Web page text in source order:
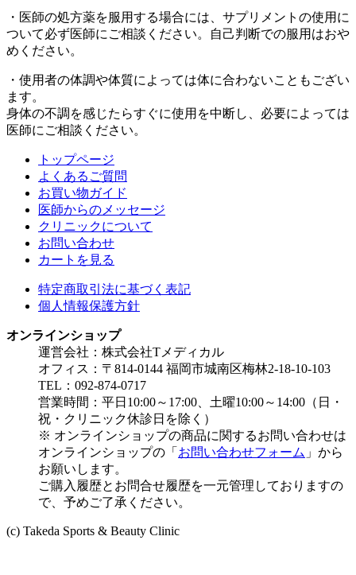
・医師の処方薬を服用する場合には、サプリメントの使用に
ついて必ず医師にご相談ください。自己判断での服用はおや
めください。
・使用者の体調や体質によっては体に合わないこともござい
ます。
身体の不調を感じたらすぐに使用を中断し、必要によっては
医師にご相談ください。
トップページ
よくあるご質問
お買い物ガイド
医師からのメッセージ
クリニックについて
お問い合わせ
カートを見る
特定商取引法に基づく表記
個人情報保護方針
オンラインショップ
運営会社：株式会社Tメディカル
オフィス：〒814-0144 福岡市城南区梅林2-18-10-103
TEL：092-874-0717
営業時間：平日10:00～17:00、土曜10:00～14:00（日・
祝・クリニック休診日を除く）
※ オンラインショップの商品に関するお問い合わせは
オンラインショップの「 お問い合わせフォーム 」から
お願いします。
ご購入履歴とお問合せ履歴を一元管理しておりますの
で、予めご了承ください。
(c) Takeda Sports & Beauty Clinic